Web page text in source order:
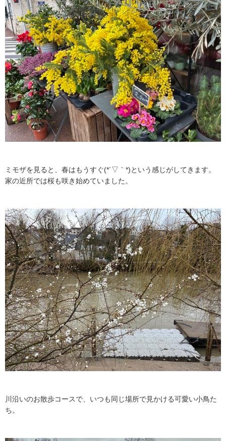
ミモザを見ると、春はもうすぐ(*´▽｀*)という感じがしてきます。
家の近所では桜も咲き始めていました。
川沿いのお散歩コースで、いつも同じ場所で見かける可愛い小鳥た
ち。